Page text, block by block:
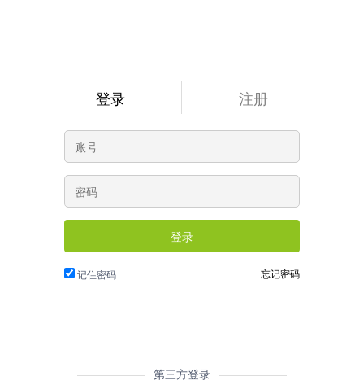
登录 注册
登录
记住密码 忘记密码
第三方登录